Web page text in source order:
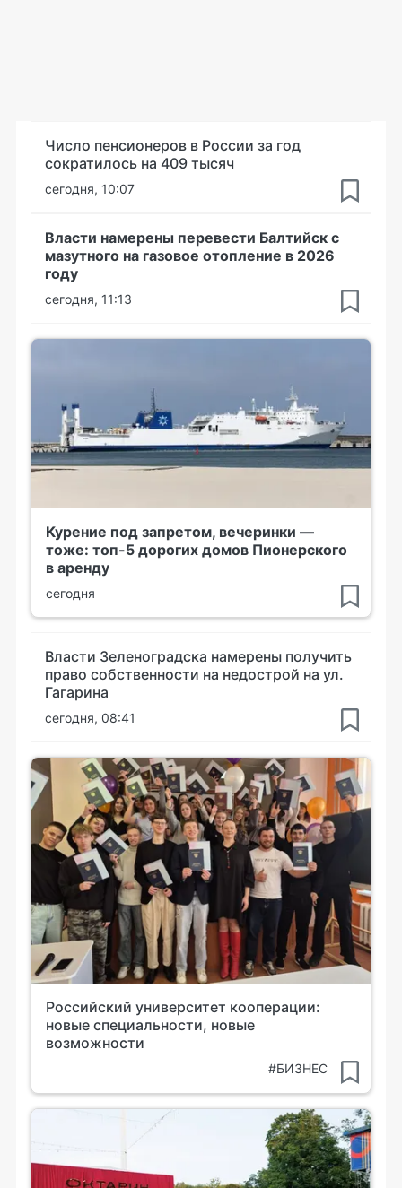
Число пенсионеров в России за год
сократилось на 409 тысяч
сегодня, 10:07
Власти намерены перевести Балтийск с
мазутного на газовое отопление в 2026
году
сегодня, 11:13
Курение под запретом, вечеринки —
тоже: топ-5 дорогих домов Пионерского
в аренду
сегодня
Власти Зеленоградска намерены получить
право собственности на недострой на ул.
Гагарина
сегодня, 08:41
Российский университет кооперации:
новые специальности, новые
возможности
#БИЗНЕС